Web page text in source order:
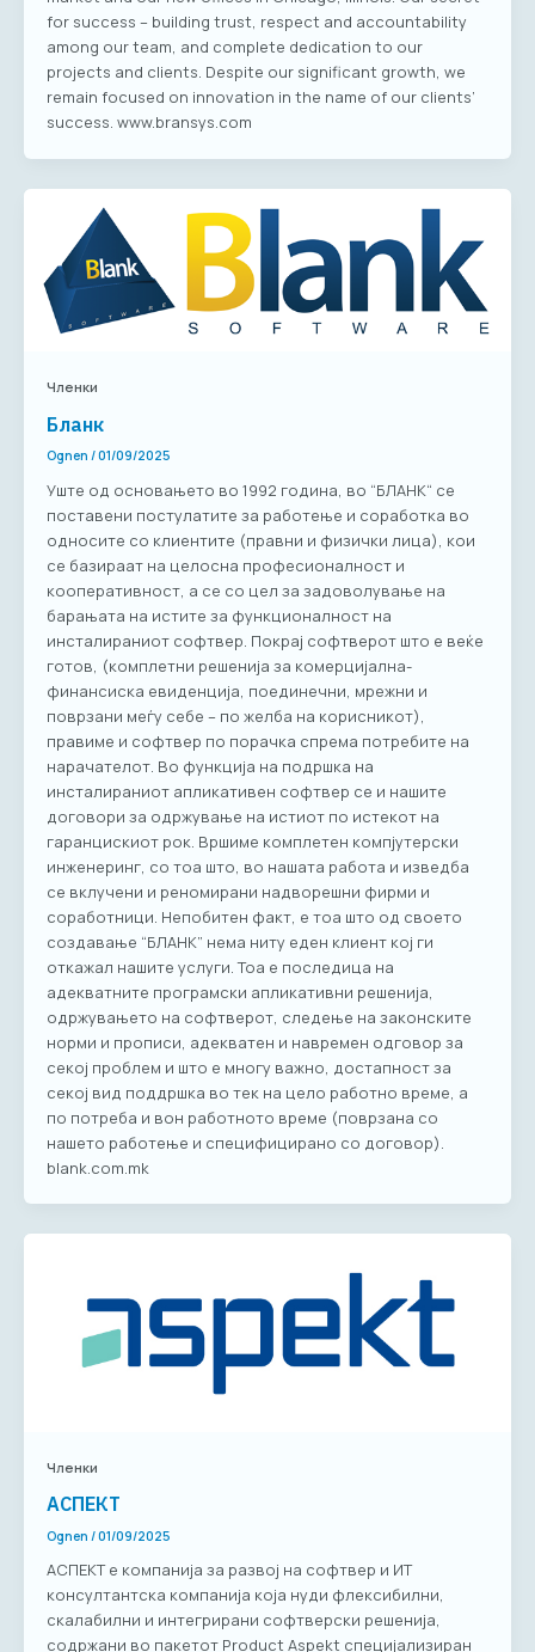
for success – building trust, respect and accountability
among our team, and complete dedication to our
projects and clients. Despite our significant growth, we
remain focused on innovation in the name of our clients’
success. www.bransys.com
Членки
Бланк
Ognen /01/09/2025
Уште од основањето во 1992 година, во “БЛАНК“ се
поставени постулатите за работење и соработка во
односите со клиентите (правни и физички лица), кои
се базираат на целосна професионалност и
кооперативност, а се со цел за задоволување на
барањата на истите за функционалност на
инсталираниот софтвер. Покрај софтверот што е веќе
готов, (комплетни решенија за комерцијална-
финансиска евиденција, поединечни, мрежни и
поврзани меѓу себе – по желба на корисникот),
правиме и софтвер по порачка спрема потребите на
нарачателот. Во функција на подршка на
инсталираниот апликативен софтвер се и нашите
договори за одржување на истиот по истекот на
гаранцискиот рок. Вршиме комплетен компјутерски
инженеринг, со тоа што, во нашата работа и изведба
се вклучени и реномирани надворешни фирми и
соработници. Непобитен факт, е тоа што од своето
создавање “БЛАНК” нема ниту еден клиент кој ги
откажал нашите услуги. Тоа е последица на
адекватните програмски апликативни решенија,
одржувањето на софтверот, следење на законските
норми и прописи, адекватен и навремен одговор за
секој проблем и што е многу важно, достапност за
секој вид поддршка во тек на цело работно време, а
по потреба и вон работното време (поврзана со
нашето работење и специфицирано со договор).
blank.com.mk
Членки
АСПЕКТ
Ognen /01/09/2025
АСПЕКТ е компанија за развој на софтвер и ИТ
консултантска компанија која нуди флексибилни,
скалабилни и интегрирани софтверски решенија,
содржани во пакетот Product Aspekt специјализиран